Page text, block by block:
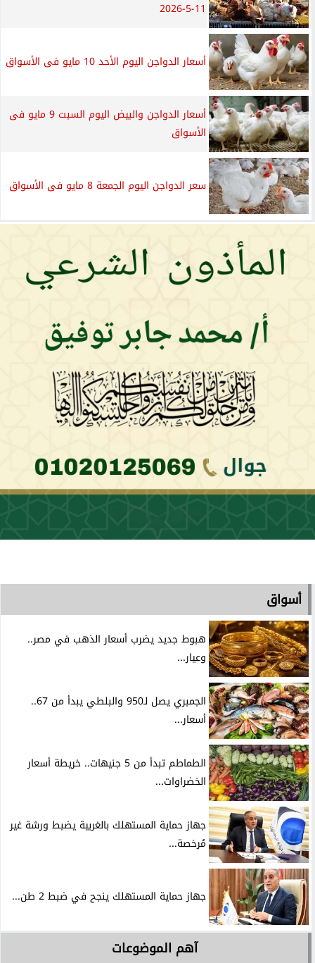
11-5-2026
أسعار الدواجن اليوم الأحد 10 مايو فى الأسواق
أسعار الدواجن والبيض اليوم السبت 9 مايو فى
الأسواق
سعر الدواجن اليوم الجمعة 8 مايو فى الأسواق
أسواق
هبوط جديد يضرب أسعار الذهب في مصر..
وعيار...
الجمبري يصل لـ950 والبلطي يبدأ من 67..
أسعار...
الطماطم تبدأ من 5 جنيهات.. خريطة أسعار
الخضراوات...
جهاز حماية المستهلك بالغربية يضبط ورشة غير
مُرخصة...
جهاز حماية المستهلك ينجح في ضبط 2 طن...
آهم الموضوعات